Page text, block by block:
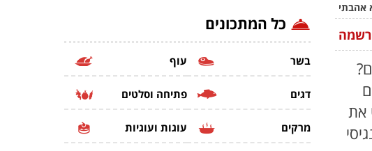
אהבתי
את
כל המתכונים
בשר עוף
דגים פתיחה וסלטים
מרקים עוגות ועוגיות